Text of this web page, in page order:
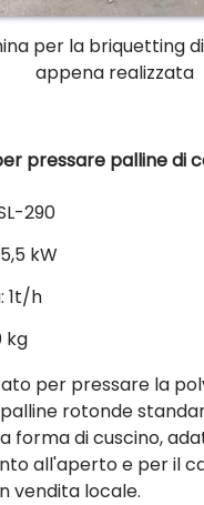
per la briquetting
appena realizzata
pressare palline di
290
kW
1t/h
kg
per pressare la
rotonde
forma di cuscino,
all'aperto e per il
vendita locale.